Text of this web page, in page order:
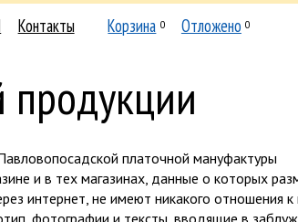
Контакты Корзина 0 Отложено 0
продукции
платочной мануфактуры
и в тех магазинах, данные о которых
интернет, не имеют никакого отношения